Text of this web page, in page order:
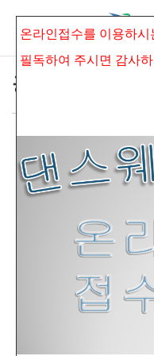
공지사항
*제18회 보훈전국
용 심사결과안내*
admin 조회 수917 추천 수 0
온라인접수를 이용하
필독하여 주시면 감사